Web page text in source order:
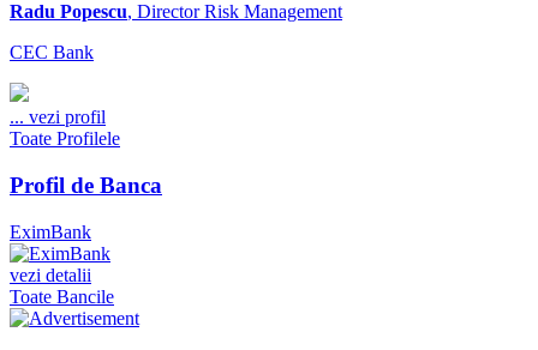
Radu Popescu, Director Risk Management
CEC Bank
... vezi profil
Toate Profilele
Profil de Banca
EximBank
vezi detalii
Toate Bancile